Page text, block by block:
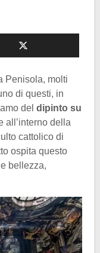
Penisola, molti
di questi, in
del dipinto su
all’interno della
cattolico di
ospita questo
bellezza,